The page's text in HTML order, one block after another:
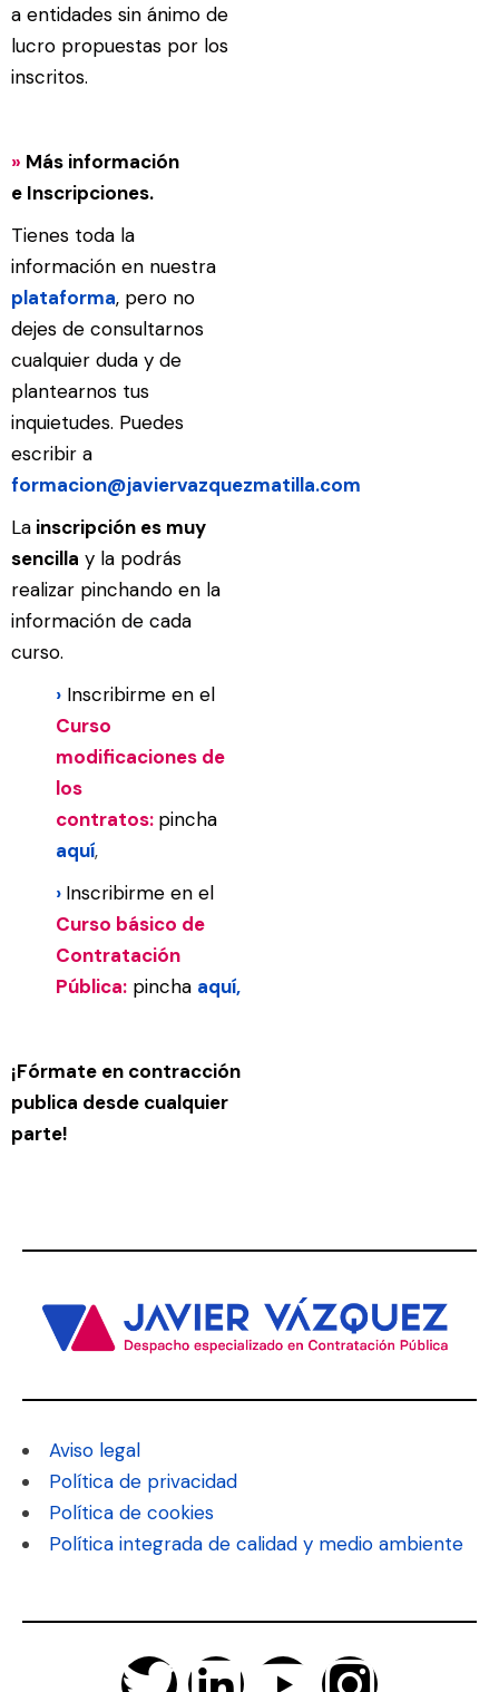
a entidades sin ánimo de
lucro propuestas por los
inscritos.
» Más información
e Inscripciones.
Tienes toda la
información en nuestra
plataforma, pero no
dejes de consultarnos
cualquier duda y de
plantearnos tus
inquietudes. Puedes
escribir a
formacion@javiervazquezmatilla.com
La inscripción es muy
sencilla y la podrás
realizar pinchando en la
información de cada
curso.
› Inscribirme en el
Curso
modificaciones de
los
contratos: pincha
aquí,
› Inscribirme en el
Curso básico de
Contratación
Pública: pincha aquí,
¡Fórmate en contracción
publica desde cualquier
parte!
Aviso legal
Política de privacidad
Política de cookies
Política integrada de calidad y medio ambiente